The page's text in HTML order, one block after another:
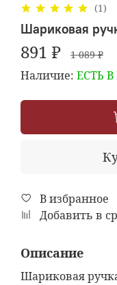
(1)
Шариковая
891 ₽ 1 089 ₽
Наличие: ЕСТЬ
В избранное
Добавить в
Описание
Шариковая